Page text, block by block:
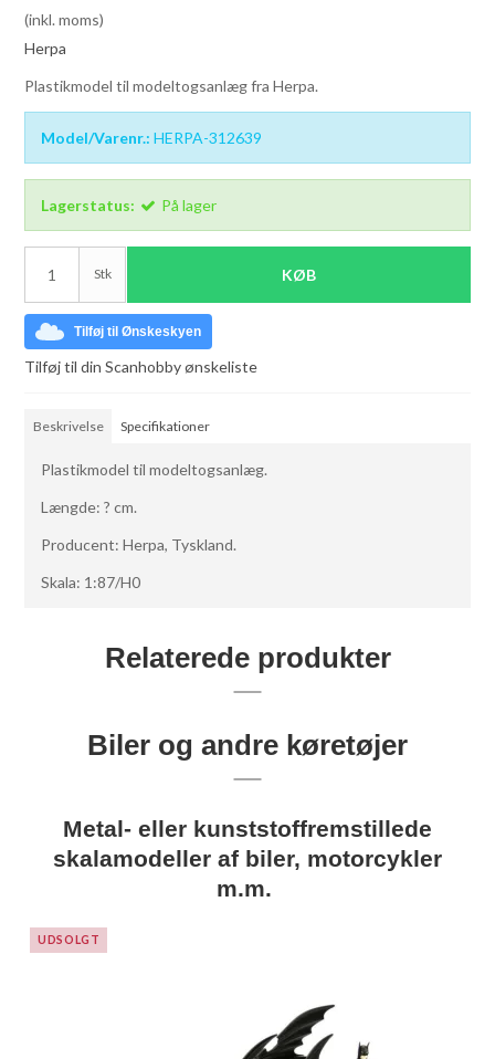
(inkl. moms)
Herpa
Plastikmodel til modeltogsanlæg fra Herpa.
Model/Varenr.: HERPA-312639
Lagerstatus: På lager
Stk KØB
Tilføj til Ønskeskyen
Tilføj til din Scanhobby ønskeliste
Beskrivelse Specifikationer
Plastikmodel til modeltogsanlæg.
Længde: ? cm.
Producent: Herpa, Tyskland.
Skala: 1:87/H0
Relaterede produkter
Biler og andre køretøjer
Metal- eller kunststoffremstillede
skalamodeller af biler, motorcykler
m.m.
UDSOLGT